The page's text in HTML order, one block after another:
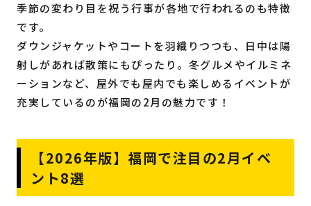
季節の変わり目を祝う行事が各地で行われるのも特徴
です。
ダウンジャケットやコートを羽織りつつも、日中は陽
射しがあれば散策にもぴったり。冬グルメやイルミネ
ーションなど、屋外でも屋内でも楽しめるイベントが
充実しているのが福岡の2月の魅力です！
【2026年版】福岡で注目の2月イベ
ント8選